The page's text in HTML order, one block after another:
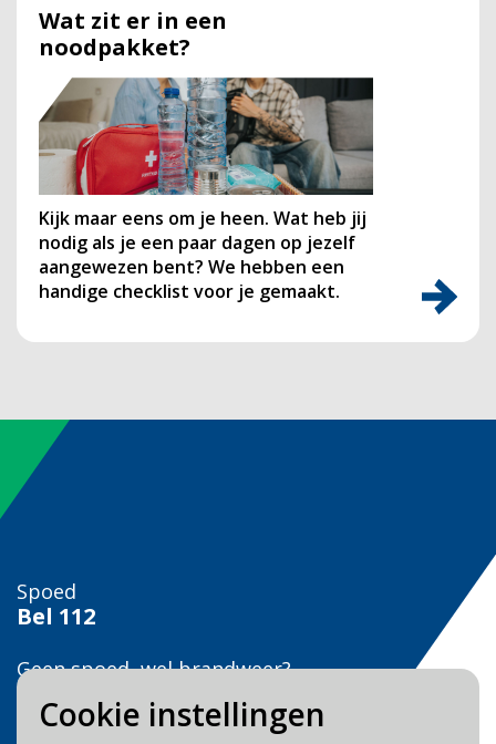
Cookie instellingen
Wat zit er in een
noodpakket?
Kijk maar eens om je heen. Wat heb jij
nodig als je een paar dagen op jezelf
aangewezen bent? We hebben een
handige checklist voor je gemaakt.
Spoed
Bel 112
Geen spoed, wel brandweer?
Bel